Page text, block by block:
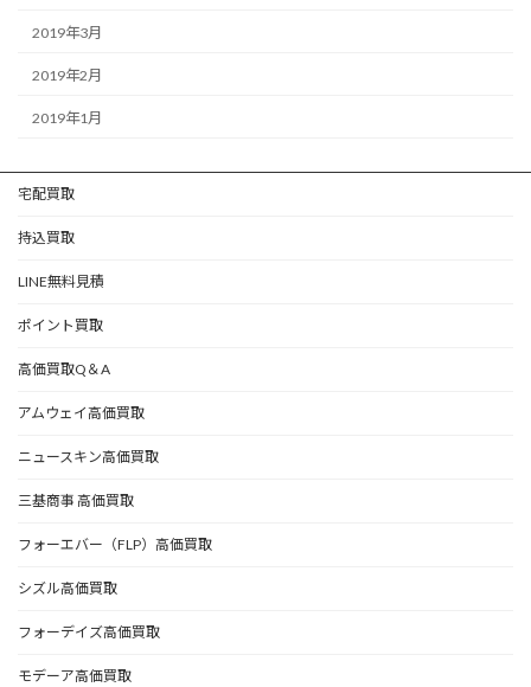
2019年3月
2019年2月
2019年1月
宅配買取
持込買取
LINE無料見積
ポイント買取
高価買取Q＆A
アムウェイ高価買取
ニュースキン高価買取
三基商事 高価買取
フォーエバー（FLP）高価買取
シズル高価買取
フォーデイズ高価買取
モデーア高価買取